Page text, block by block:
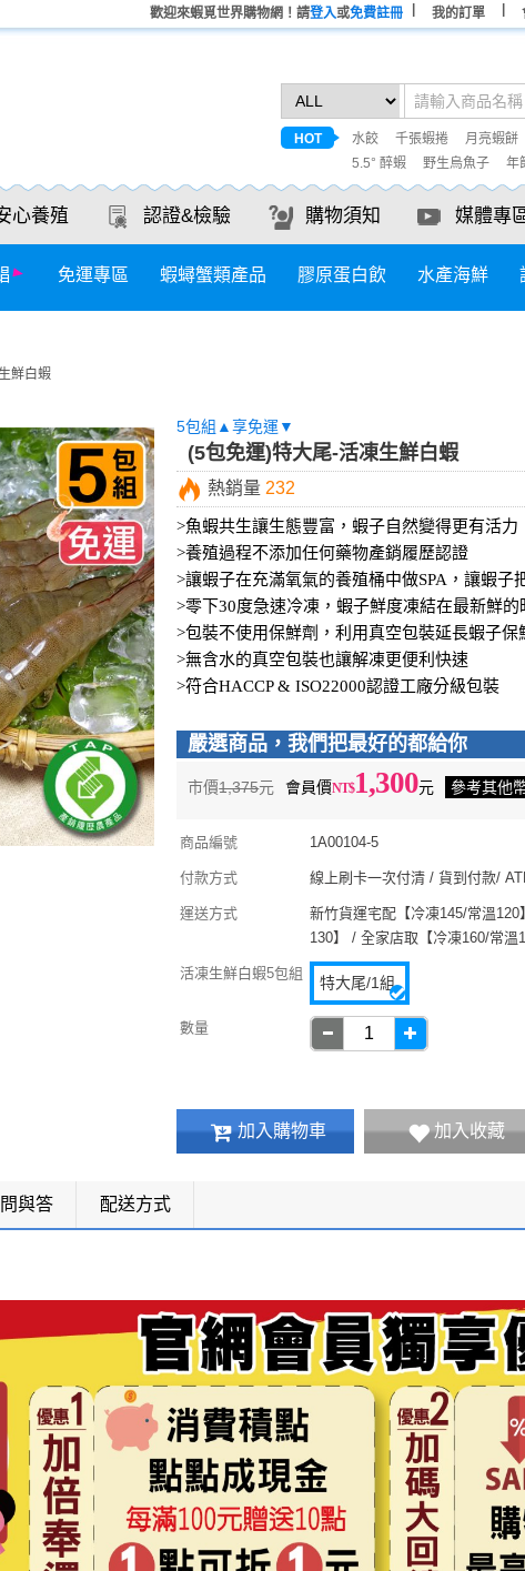
歡迎來蝦覓世界購物網！請登入或免費註冊 我的訂單
HOT 水餃 千張蝦捲 月亮蝦餅
5.5° 醉蝦
野生烏魚子 年
心養殖 認證&檢驗 購物須知 媒體專
免運專區 蝦蟳蟹類產品 膠原蛋白飲 水產海鮮
鮮白蝦
5包組▲享免運▼
(5包免運)特大尾-活凍生鮮白蝦
熱銷量 232
>魚蝦共生讓生態豐富，蝦子自然變得更有活力
>養殖過程不添加任何藥物產銷履歷認證
>讓蝦子在充滿氧氣的養殖桶中做SPA，讓蝦子
>零下30度急速冷凍，蝦子鮮度凍結在最新鮮的
>包裝不使用保鮮劑，利用真空包裝延長蝦子保
>無含水的真空包裝也讓解凍更便利快速
>符合HACCP & ISO22000認證工廠分級包裝
嚴選商品，我們把最好的都給你
市價1,375元 會員價 1,300元 參考其他
商品編號 1A00104-5
付款方式 線上刷卡一次付清 / 貨到付款/
運送方式
新竹貨運宅配【冷凍145/常溫
130】 / 全家店取【冷凍160/常溫
活凍生鮮白蝦5包組
特大尾/1組
數量
加入購物車 加入收藏
問與答 配送方式